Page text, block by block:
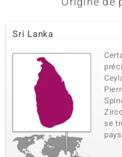
Sri Lanka
se